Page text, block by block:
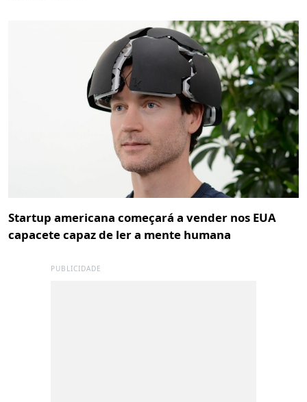
Startup americana começará a vender nos EUA
capacete capaz de ler a mente humana
PUBLICIDADE